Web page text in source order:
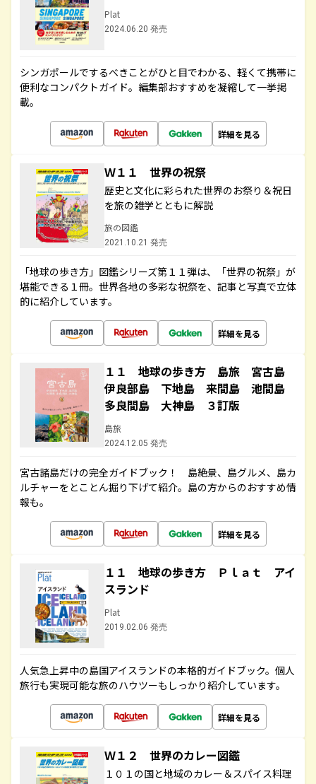
Plat
2024.06.20 発売
シンガポールでするべきことがひと目でわかる、軽くて携帯に
便利なコンパクトガイド。編集部おすすめを凝縮して一挙掲
載。
詳細を見る
Ｗ１１ 世界の祝祭
歴史と文化に彩られた世界のお祭り＆祝日
を旅の雑学とともに解説
旅の図鑑
2021.10.21 発売
「地球の歩き方」図鑑シリーズ第１１弾は、「世界の祝祭」が
堪能できる１冊。世界各地の多彩な祝祭を、記事と写真で立体
的に紹介しています。
詳細を見る
１１ 地球の歩き方 島旅 宮古島
伊良部島 下地島 来間島 池間島
多良間島 大神島 ３訂版
島旅
2024.12.05 発売
宮古諸島だけの完全ガイドブック！ 島絶景、島グルメ、島カ
ルチャーをとことん掘り下げて紹介。島の方からのおすすめ情
報も。
詳細を見る
１１ 地球の歩き方 Ｐｌａｔ アイ
スランド
Plat
2019.02.06 発売
人気急上昇中の島国アイスランドの本格的ガイドブック。個人
旅行も実現可能な旅のハウツーもしっかり紹介しています。
詳細を見る
Ｗ１２ 世界のカレー図鑑
１０１の国と地域のカレー＆スパイス料理